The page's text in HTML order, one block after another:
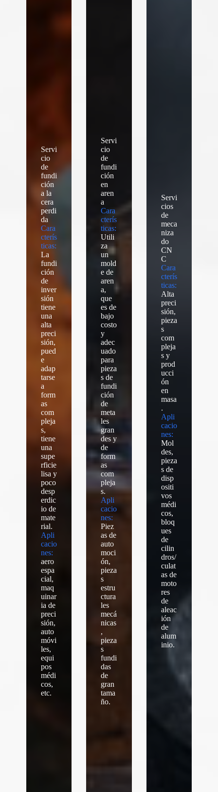
Servi
cio
de
fundi
ción
a la
cera
perdi
da
Cara
cterís
ticas:
La
fundi
ción
de
inver
sión
tiene
una
alta
preci
sión,
pued
e
adap
tarse
a
form
as
com
pleja
s,
tiene
una
supe
rficie
lisa y
poco
desp
erdic
io de
mate
rial.
Apli
cacio
nes:
aero
espa
cial,
maq
uinar
ia de
preci
sión,
auto
móvi
les,
equi
pos
médi
cos,
etc.
Servi
cio
de
fundi
ción
en
aren
a
Cara
cterís
ticas:
Utili
za
un
mold
e de
aren
a,
que
es de
bajo
costo
y
adec
uado
para
pieza
s de
fundi
ción
de
meta
les
gran
des y
de
form
as
com
pleja
s.
Apli
cacio
nes:
Piez
as de
auto
moci
ón,
pieza
s
estru
ctura
les
mecá
nicas
,
pieza
s
fundi
das
de
gran
tama
ño.
Servi
cios
de
meca
niza
do
CN
C
Cara
cterís
ticas:
Alta
preci
sión,
pieza
s
com
pleja
s y
prod
ucci
ón
en
masa
.
Apli
cacio
nes:
Mol
des,
pieza
s de
disp
ositi
vos
médi
cos,
bloq
ues
de
cilin
dros/
culat
as de
moto
res
de
aleac
ión
de
alum
inio.